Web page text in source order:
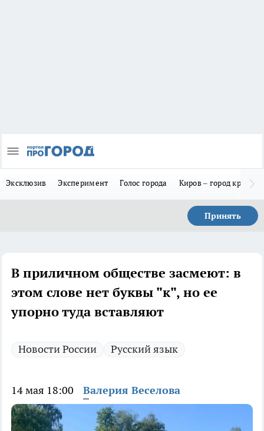
Эксклюзив Эксперимент Голос города Киров – город
Принять
В приличном обществе засмеют: в
этом слове нет буквы "к", но ее
упорно туда вставляют
Новости России Русский язык
14 мая 18:00 Валерия Веселова